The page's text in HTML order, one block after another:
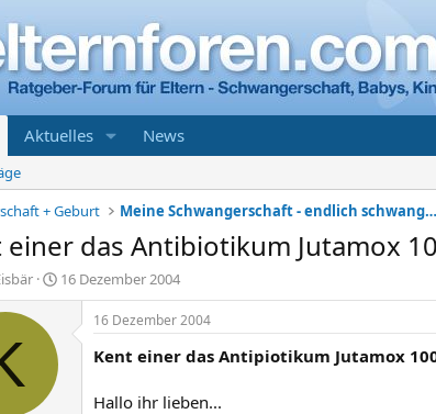
Aktuelles News
+ Geburt
Meine Schwangerschaft - endlich schwanger
einer das Antibiotikum Jutamox
E
r
16 Dezember 2004
16 Dezember 2004
Kent einer das Antipiotikum Jutamox
Hallo ihr lieben...